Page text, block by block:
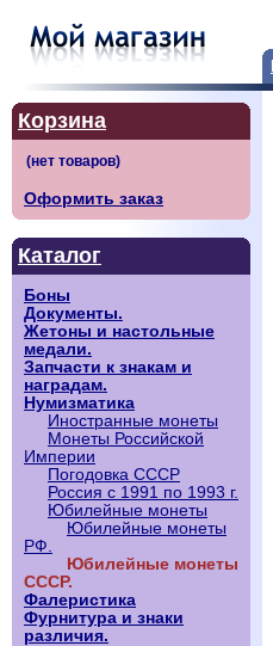
Корзина
Оформить заказ
Каталог
Боны
Документы.
Жетоны и настольные
медали.
Запчасти к знакам и
наградам.
Нумизматика
Иностранные монеты
Монеты Российской
Империи
Погодовка СССР
Россия с 1991 по 1993 г.
Юбилейные монеты
Юбилейные монеты
РФ.
Юбилейные монеты
СССР.
Фалеристика
Фурнитура и знаки
различия.